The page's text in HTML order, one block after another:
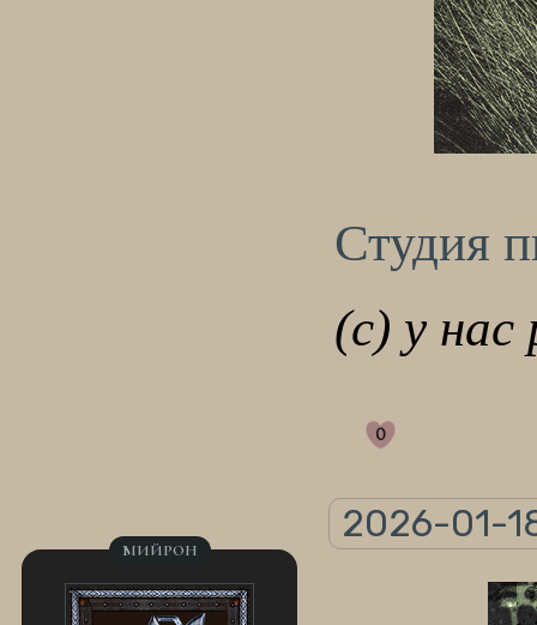
Студия
(с) у нас
0
2026-01-
МИЙРОН